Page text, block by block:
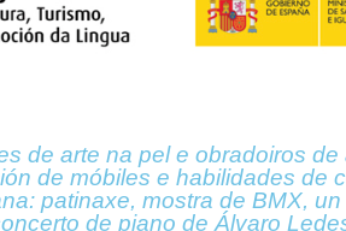
de arte na pel e obradoiros
de móbiles e habilidades de
patinaxe, mostra de BMX,
de piano de Álvaro